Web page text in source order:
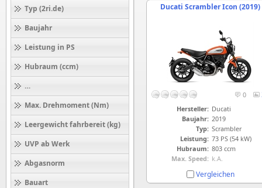
Typ (2ri.de)
Baujahr
Leistung in PS
Hubraum (ccm)
Höchstgeschwindigkeit (km/h)
Max. Drehmoment (Nm)
Leergewicht fahrbereit (kg)
UVP ab Werk
Abgasnorm
Bauart
Ducati Scrambler Icon (2019)
0
Hersteller: Ducati
Baujahr: 2019
Typ: Scrambler
Leistung: 73 PS (54 kW)
Hubraum: 803 ccm
Max. Speed: k.A.
Vergleichen